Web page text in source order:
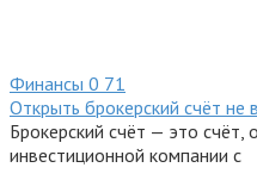
Финансы 0 71
Открыть брокерский счёт
Брокерский счёт — это счёт,
инвестиционной компании с